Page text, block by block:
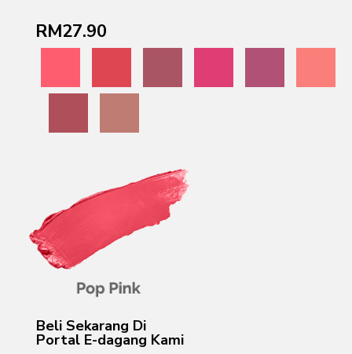
RM27.90
Beli Sekarang Di
Portal E-dagang Kami